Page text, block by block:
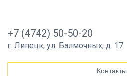
+7 (4742) 50-50-20
г. Липецк, ул. Балмочных, д. 17
Контакты